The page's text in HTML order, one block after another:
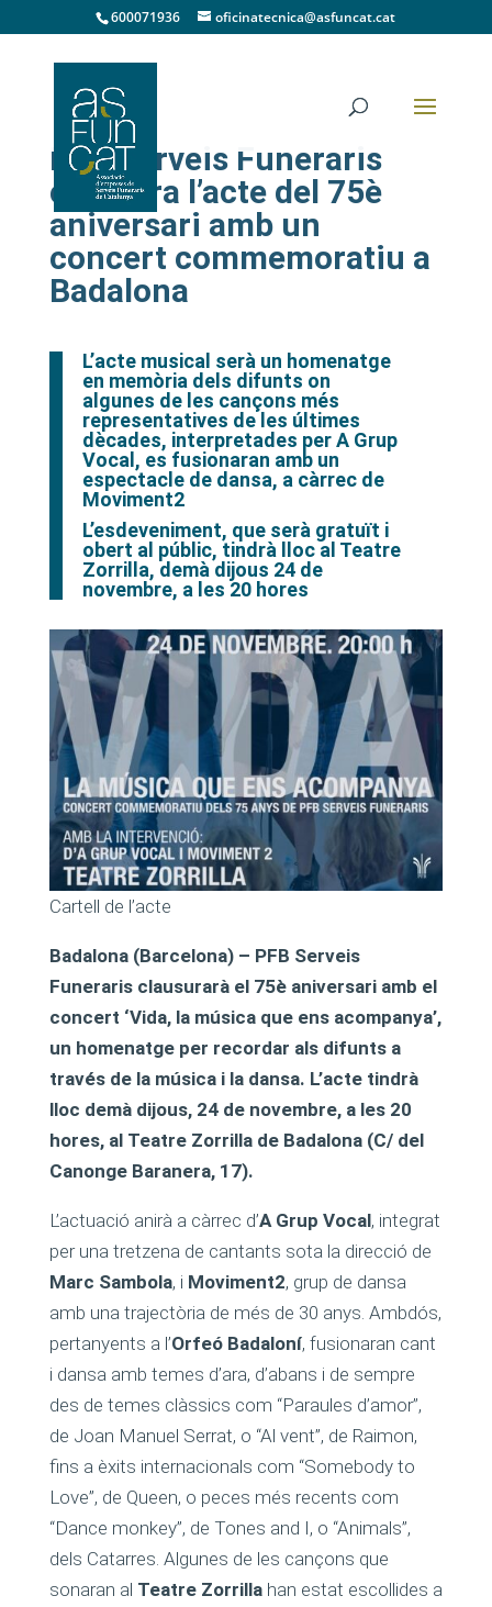
600071936 oficinatecnica@asfuncat.cat
PFB Serveis Funeraris
clausura l’acte del 75è
aniversari amb un
concert commemoratiu a
Badalona
L’acte musical serà un homenatge
en memòria dels difunts on
algunes de les cançons més
representatives de les últimes
dècades, interpretades per A Grup
Vocal, es fusionaran amb un
espectacle de dansa, a càrrec de
Moviment2
L’esdeveniment, que serà gratuït i
obert al públic, tindrà lloc al Teatre
Zorrilla, demà dijous 24 de
novembre, a les 20 hores
Cartell de l’acte
Badalona (Barcelona) – PFB Serveis
Funeraris clausurarà el 75è aniversari amb el
concert ‘Vida, la música que ens acompanya’,
un homenatge per recordar als difunts a
través de la música i la dansa. L’acte tindrà
lloc demà dijous, 24 de novembre, a les 20
hores, al Teatre Zorrilla de Badalona (C/ del
Canonge Baranera, 17).
L’actuació anirà a càrrec d’A Grup Vocal, integrat
per una tretzena de cantants sota la direcció de
Marc Sambola, i Moviment2, grup de dansa
amb una trajectòria de més de 30 anys. Ambdós,
pertanyents a l’Orfeó Badaloní, fusionaran cant
i dansa amb temes d’ara, d’abans i de sempre
des de temes clàssics com “Paraules d’amor”,
de Joan Manuel Serrat, o “Al vent”, de Raimon,
fins a èxits internacionals com “Somebody to
Love”, de Queen, o peces més recents com
“Dance monkey”, de Tones and I, o “Animals”,
dels Catarres. Algunes de les cançons que
sonaran al Teatre Zorrillahan estat escollides a